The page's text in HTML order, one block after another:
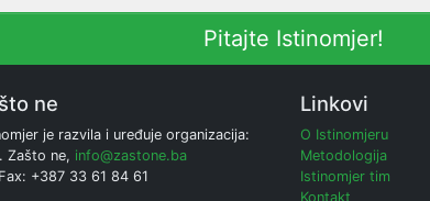
Pitajte Istinomjer!
ne
je razvila i uređuje organizacija:
Zašto ne, info@zastone.ba
+387 33 61 84 61
Linkovi
O Istinomjeru
Metodologija
Istinomjer tim
Kontakt